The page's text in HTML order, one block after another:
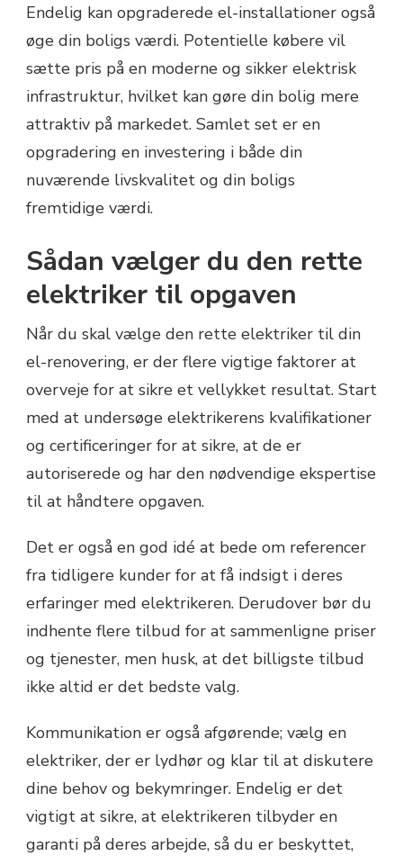
Endelig kan opgraderede el-installationer også
øge din boligs værdi. Potentielle købere vil
sætte pris på en moderne og sikker elektrisk
infrastruktur, hvilket kan gøre din bolig mere
attraktiv på markedet. Samlet set er en
opgradering en investering i både din
nuværende livskvalitet og din boligs
fremtidige værdi.
Sådan vælger du den rette
elektriker til opgaven
Når du skal vælge den rette elektriker til din
el-renovering, er der flere vigtige faktorer at
overveje for at sikre et vellykket resultat. Start
med at undersøge elektrikerens kvalifikationer
og certificeringer for at sikre, at de er
autoriserede og har den nødvendige ekspertise
til at håndtere opgaven.
Det er også en god idé at bede om referencer
fra tidligere kunder for at få indsigt i deres
erfaringer med elektrikeren. Derudover bør du
indhente flere tilbud for at sammenligne priser
og tjenester, men husk, at det billigste tilbud
ikke altid er det bedste valg.
Kommunikation er også afgørende; vælg en
elektriker, der er lydhør og klar til at diskutere
dine behov og bekymringer. Endelig er det
vigtigt at sikre, at elektrikeren tilbyder en
garanti på deres arbejde, så du er beskyttet,